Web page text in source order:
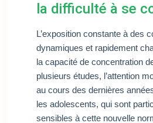
la difficulté à se
L’exposition constante à des
dynamiques et rapidement
la capacité de concentration
plusieurs études, l’attention
au cours des dernières
les adolescents, qui sont
sensibles à cette nouvelle